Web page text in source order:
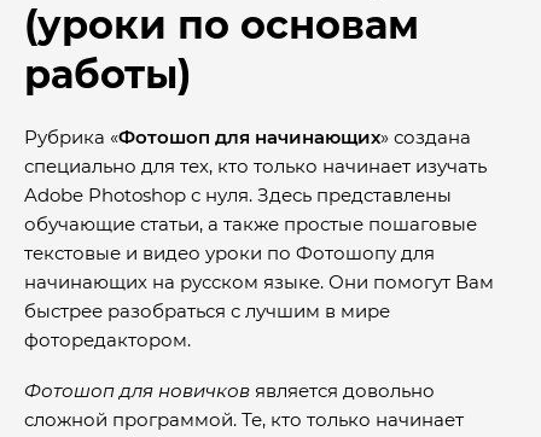
(уроки по основам
работы)
Рубрика «Фотошоп для начинающих» создана
специально для тех, кто только начинает изучать
Adobe Photoshop с нуля. Здесь представлены
обучающие статьи, а также простые пошаговые
текстовые и видео уроки по Фотошопу для
начинающих на русском языке. Они помогут Вам
быстрее разобраться с лучшим в мире
фоторедактором.
Фотошоп для новичков является довольно
сложной программой. Те, кто только начинает